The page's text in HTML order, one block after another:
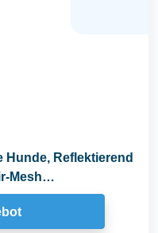
Reflektierend
Mesh